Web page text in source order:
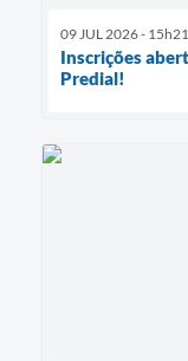
09 JUL 2026 - 15h21
Inscrições
Predial!